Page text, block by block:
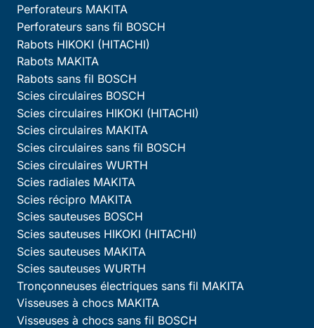
Perforateurs MAKITA
Perforateurs sans fil BOSCH
Rabots HIKOKI (HITACHI)
Rabots MAKITA
Rabots sans fil BOSCH
Scies circulaires BOSCH
Scies circulaires HIKOKI (HITACHI)
Scies circulaires MAKITA
Scies circulaires sans fil BOSCH
Scies circulaires WURTH
Scies radiales MAKITA
Scies récipro MAKITA
Scies sauteuses BOSCH
Scies sauteuses HIKOKI (HITACHI)
Scies sauteuses MAKITA
Scies sauteuses WURTH
Tronçonneuses électriques sans fil MAKITA
Visseuses à chocs MAKITA
Visseuses à chocs sans fil BOSCH